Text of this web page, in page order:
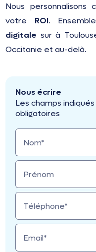
Nous personnalisons
votre ROI.
digitale sur à
Occitanie et au-delà.
Nous écrire
Les champs
obligatoires
Nom*
Prénom
Téléphone*
Email*